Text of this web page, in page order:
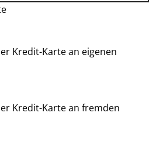
Kredit-Karte an eigenen
Kredit-Karte an fremden